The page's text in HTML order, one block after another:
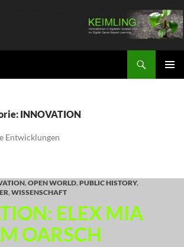
INNOVATION
Entwicklungen
,OPEN WORLD,PUBLIC HISTORY,
,WISSENSCHAFT
ELEX MIA
OARSCH